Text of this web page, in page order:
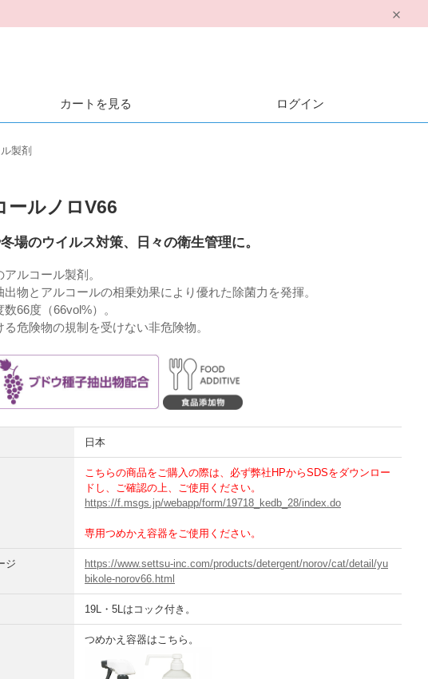
カートを見る ログイン
製剤
ールノロV66
場のウイルス対策、日々の衛生管理に。
ルコール製剤。
出物とアルコールの相乗効果により優れた除菌力を発揮。
66度（66vol%）。
危険物の規制を受けない非危険物。
日本
こちらの商品をご購入の際は、必ず弊社HPからSDSをダウンロー
ドし、ご確認の上、ご使用ください。
https://f.msgs.jp/webapp/form/19718_kedb_28/index.do
専用つめかえ容器をご使用ください。
ジ
https://www.settsu-inc.com/products/detergent/norov/cat/detail/yu
bikole-norov66.html
19L・5Lはコック付き。
つめかえ容器はこちら。